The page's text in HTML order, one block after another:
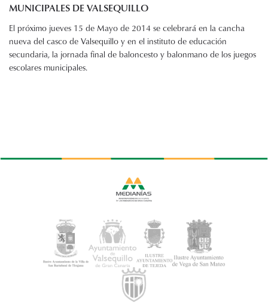
MUNICIPALES DE VALSEQUILLO
El próximo jueves 15 de Mayo de 2014 se celebrará en la cancha
nueva del casco de Valsequillo y en el instituto de educación
secundaria, la jornada final de baloncesto y balonmano de los juegos
escolares municipales.